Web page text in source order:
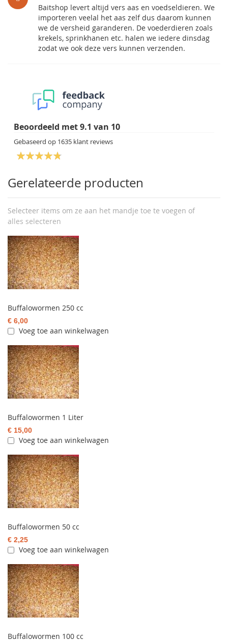
Baitshop levert altijd vers aas en voedseldieren. We
importeren veelal het aas zelf dus daarom kunnen
we de versheid garanderen. De voederdieren zoals
krekels, sprinkhanen etc. halen we iedere dinsdag
zodat we ook deze vers kunnen verzenden.
Beoordeeld met9.1 van 10
Gebaseerd op 1635 klant reviews
Gerelateerde producten
Selecteer items om ze aan het mandje toe te voegen of
alles selecteren
Buffalowormen 250 cc
€ 6,00
Voeg toe aan winkelwagen
Buffalowormen 1 Liter
€ 15,00
Voeg toe aan winkelwagen
Buffalowormen 50 cc
€ 2,25
Voeg toe aan winkelwagen
Buffalowormen 100 cc